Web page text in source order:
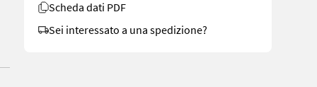
Scheda dati PDF
Sei interessato a una spedizione?